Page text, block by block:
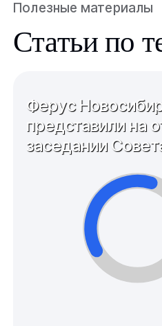
Полезные материалы
Статьи по
Ферус
представили на
заседании